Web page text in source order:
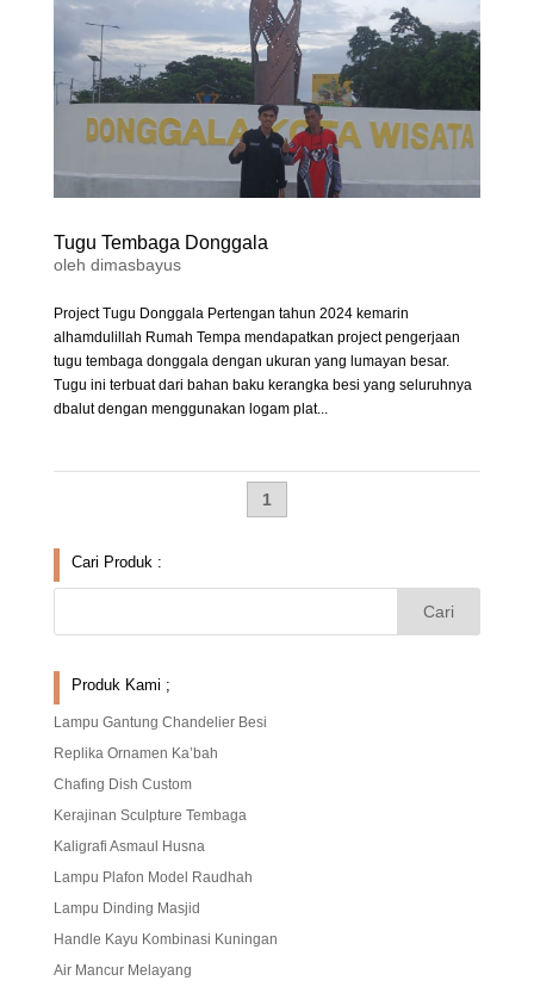
Tugu Tembaga Donggala
oleh dimasbayus
Project Tugu Donggala Pertengan tahun 2024 kemarin
alhamdulillah Rumah Tempa mendapatkan project pengerjaan
tugu tembaga donggala dengan ukuran yang lumayan besar.
Tugu ini terbuat dari bahan baku kerangka besi yang seluruhnya
dbalut dengan menggunakan logam plat...
1
Cari Produk :
Produk Kami ;
Lampu Gantung Chandelier Besi
Replika Ornamen Ka’bah
Chafing Dish Custom
Kerajinan Sculpture Tembaga
Kaligrafi Asmaul Husna
Lampu Plafon Model Raudhah
Lampu Dinding Masjid
Handle Kayu Kombinasi Kuningan
Air Mancur Melayang